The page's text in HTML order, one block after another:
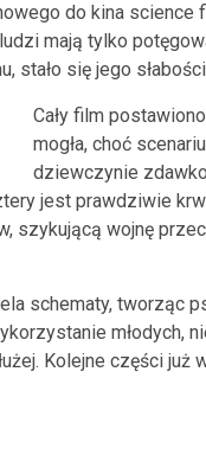
do kina science
mają tylko
stało się jego
Cały film
mogła, choć
dziewczynie
jest prawdziwie
szykującą wojnę
schematy, tworząc
młodych,
Kolejne części już